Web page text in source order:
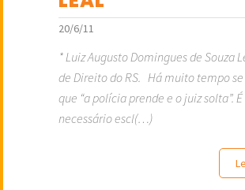
20/6/11
* Luiz Augusto Domingues de Souza
de Direito do RS. Há muito tempo se
que “a polícia prende e o juiz solta”. É
necessário escl(…)